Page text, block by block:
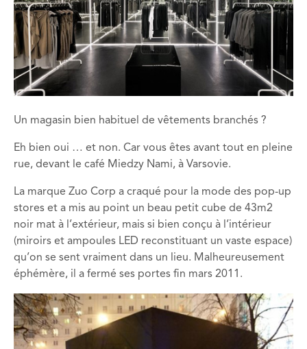
Un magasin bien habituel de vêtements branchés ?
Eh bien oui … et non. Car vous êtes avant tout en pleine
rue, devant le café Miedzy Nami, à Varsovie.
La marque Zuo Corp a craqué pour la mode des pop-up
stores et a mis au point un beau petit cube de 43m2
noir mat à l’extérieur, mais si bien conçu à l’intérieur
(miroirs et ampoules LED reconstituant un vaste espace)
qu’on se sent vraiment dans un lieu. Malheureusement
éphémère, il a fermé ses portes fin mars 2011.